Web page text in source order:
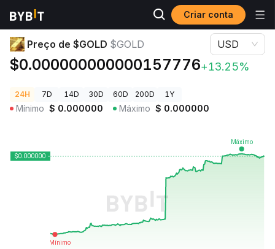
Criar conta
Preços de Criptomoedas Preço de $GOLD $GOLD
Preço de $GOLD $GOLD
$0.000000000000157776+13.25%
USD
24H 7D 14D 30D 60D 200D 1Y
Mínimo $ 0.000000 Máximo $ 0.000000